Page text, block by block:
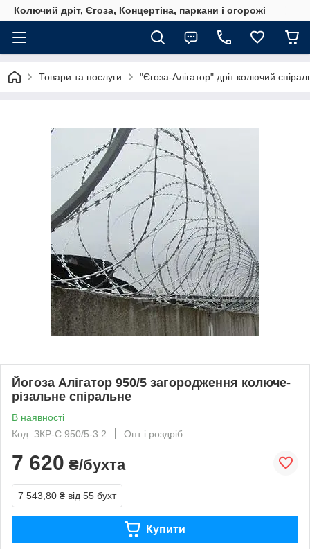
Колючий дріт, Єгоза, Концертіна, паркани і огорожі
Товари та послуги "Єгоза-Алігатор" дріт колючий
Йогоза Алігатор 950/5 загородження колюче-
різальне спіральне
В наявності
Код: ЗКР-С 950/5-3.2
Опт і роздріб
7 620 ₴/бухта
7 543,80 ₴ від 55 бухт
Купити